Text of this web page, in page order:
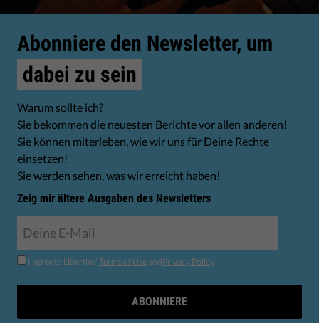
Abonniere den Newsletter, um
dabei zu sein
Warum sollte ich?
Sie bekommen die neuesten Berichte vor allen anderen!
Sie können miterleben, wie wir uns für Deine Rechte
einsetzen!
Sie werden sehen, was wir erreicht haben!
Zeig mir ältere Ausgaben des Newsletters
I agree to Liberties' Terms of Use andPrivacy Policy.
ABONNIERE